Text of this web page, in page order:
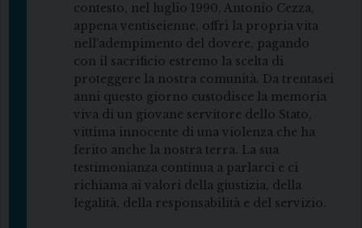
contesto, nel luglio 1990, Antonio Cezza,
appena ventiseienne, offrì la propria vita
nell’adempimento del dovere, pagando
con il sacrificio estremo la scelta di
proteggere la nostra comunità. Da trentasei
anni questo giorno custodisce la memoria
viva di un giovane servitore dello Stato,
vittima innocente di una violenza che ha
ferito anche la nostra terra. La sua
testimonianza continua a parlarci e ci
richiama ai valori della giustizia, della
legalità, della responsabilità e del servizio.